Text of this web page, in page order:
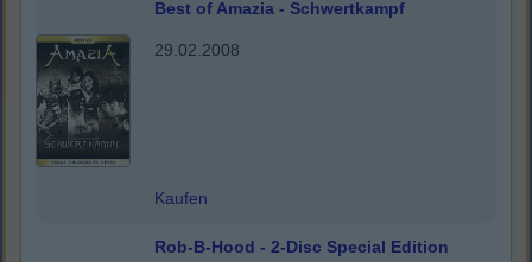
Best of Amazia - Schwertkampf
29.02.2008
Kaufen
Rob-B-Hood - 2-Disc Special Edition